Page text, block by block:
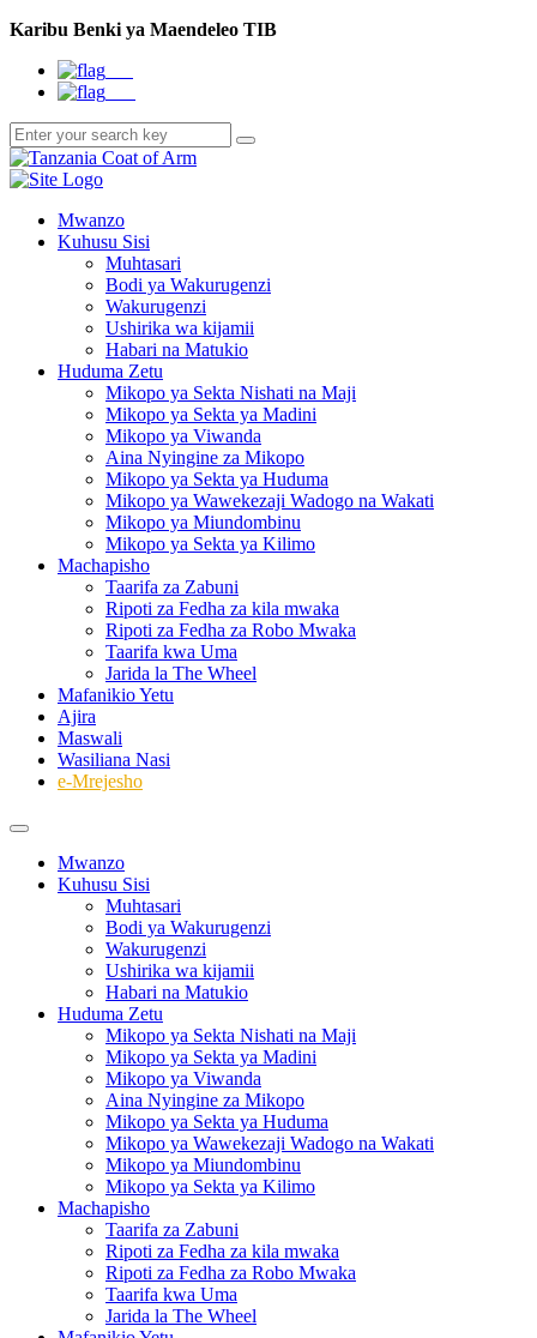
Karibu Benki ya Maendeleo TIB
Mwanzo
Kuhusu Sisi
Muhtasari
Bodi ya Wakurugenzi
Wakurugenzi
Ushirika wa kijamii
Habari na Matukio
Huduma Zetu
Mikopo ya Sekta Nishati na Maji
Mikopo ya Sekta ya Madini
Mikopo ya Viwanda
Aina Nyingine za Mikopo
Mikopo ya Sekta ya Huduma
Mikopo ya Wawekezaji Wadogo na Wakati
Mikopo ya Miundombinu
Mikopo ya Sekta ya Kilimo
Machapisho
Taarifa za Zabuni
Ripoti za Fedha za kila mwaka
Ripoti za Fedha za Robo Mwaka
Taarifa kwa Uma
Jarida la The Wheel
Mafanikio Yetu
Ajira
Maswali
Wasiliana Nasi
e-Mrejesho
Mwanzo
Kuhusu Sisi
Muhtasari
Bodi ya Wakurugenzi
Wakurugenzi
Ushirika wa kijamii
Habari na Matukio
Huduma Zetu
Mikopo ya Sekta Nishati na Maji
Mikopo ya Sekta ya Madini
Mikopo ya Viwanda
Aina Nyingine za Mikopo
Mikopo ya Sekta ya Huduma
Mikopo ya Wawekezaji Wadogo na Wakati
Mikopo ya Miundombinu
Mikopo ya Sekta ya Kilimo
Machapisho
Taarifa za Zabuni
Ripoti za Fedha za kila mwaka
Ripoti za Fedha za Robo Mwaka
Taarifa kwa Uma
Jarida la The Wheel